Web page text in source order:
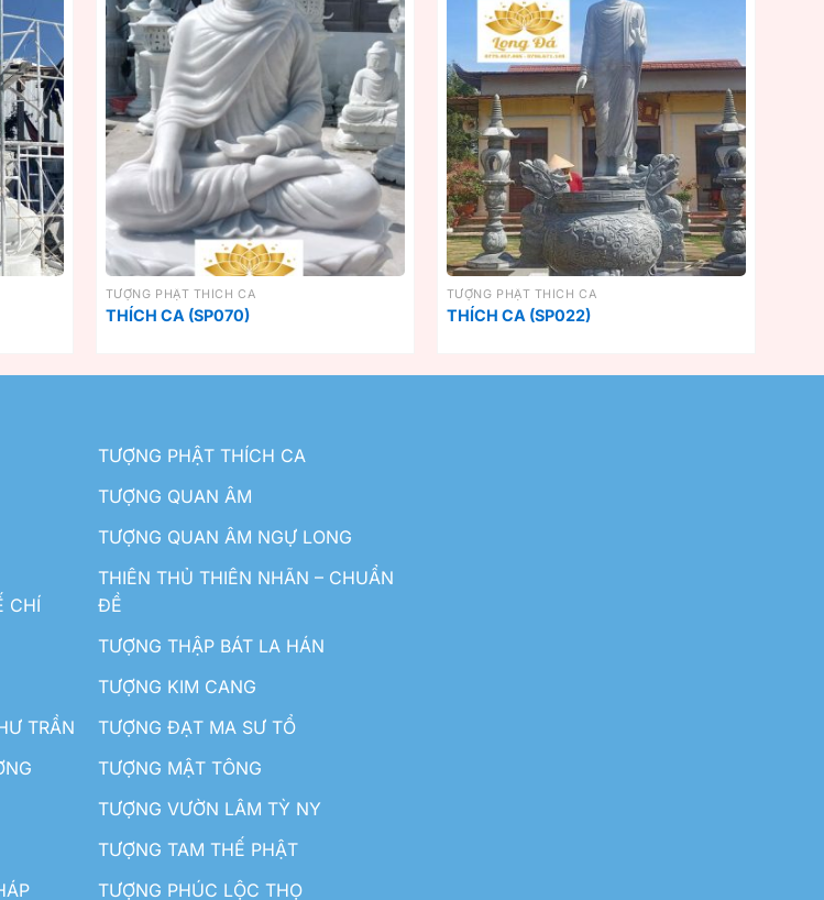
TƯỢNG PHẬT THÍCH CA
THÍCH CA (SP070)
TƯỢNG PHẬT THÍCH CA
THÍCH CA (SP022)
TƯỢNG PHẬT THÍCH CA
TƯỢNG QUAN ÂM
TƯỢNG QUAN ÂM NGỰ LONG
CHÍ
THIÊN THỦ THIÊN NHÃN – CHUẨN
ĐỀ
TƯỢNG THẬP BÁT LA HÁN
TƯỢNG KIM CANG
TRẦN
TƯỢNG ĐẠT MA SƯ TỔ
TƯỢNG MẬT TÔNG
TƯỢNG VƯỜN LÂM TỲ NY
TƯỢNG TAM THẾ PHẬT
TƯỢNG PHÚC LỘC THỌ